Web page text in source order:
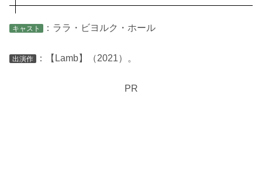
キャスト ：ララ・ビヨルク・ホール
出演作 ：【Lamb】（2021）。
PR